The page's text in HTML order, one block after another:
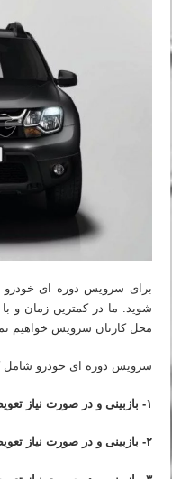
برای سرویس دوره ای خودرو
شوید. ما در کمترین زمان و
محل کارتان سرویس خواهیم
سرویس دوره ای خودرو شامل
۱- بازبینی و در صورت نیاز تعویض روغن موتور و فیلترهای خودرو
۲- بازبینی و در صورت نیاز تعویض ضد یخ